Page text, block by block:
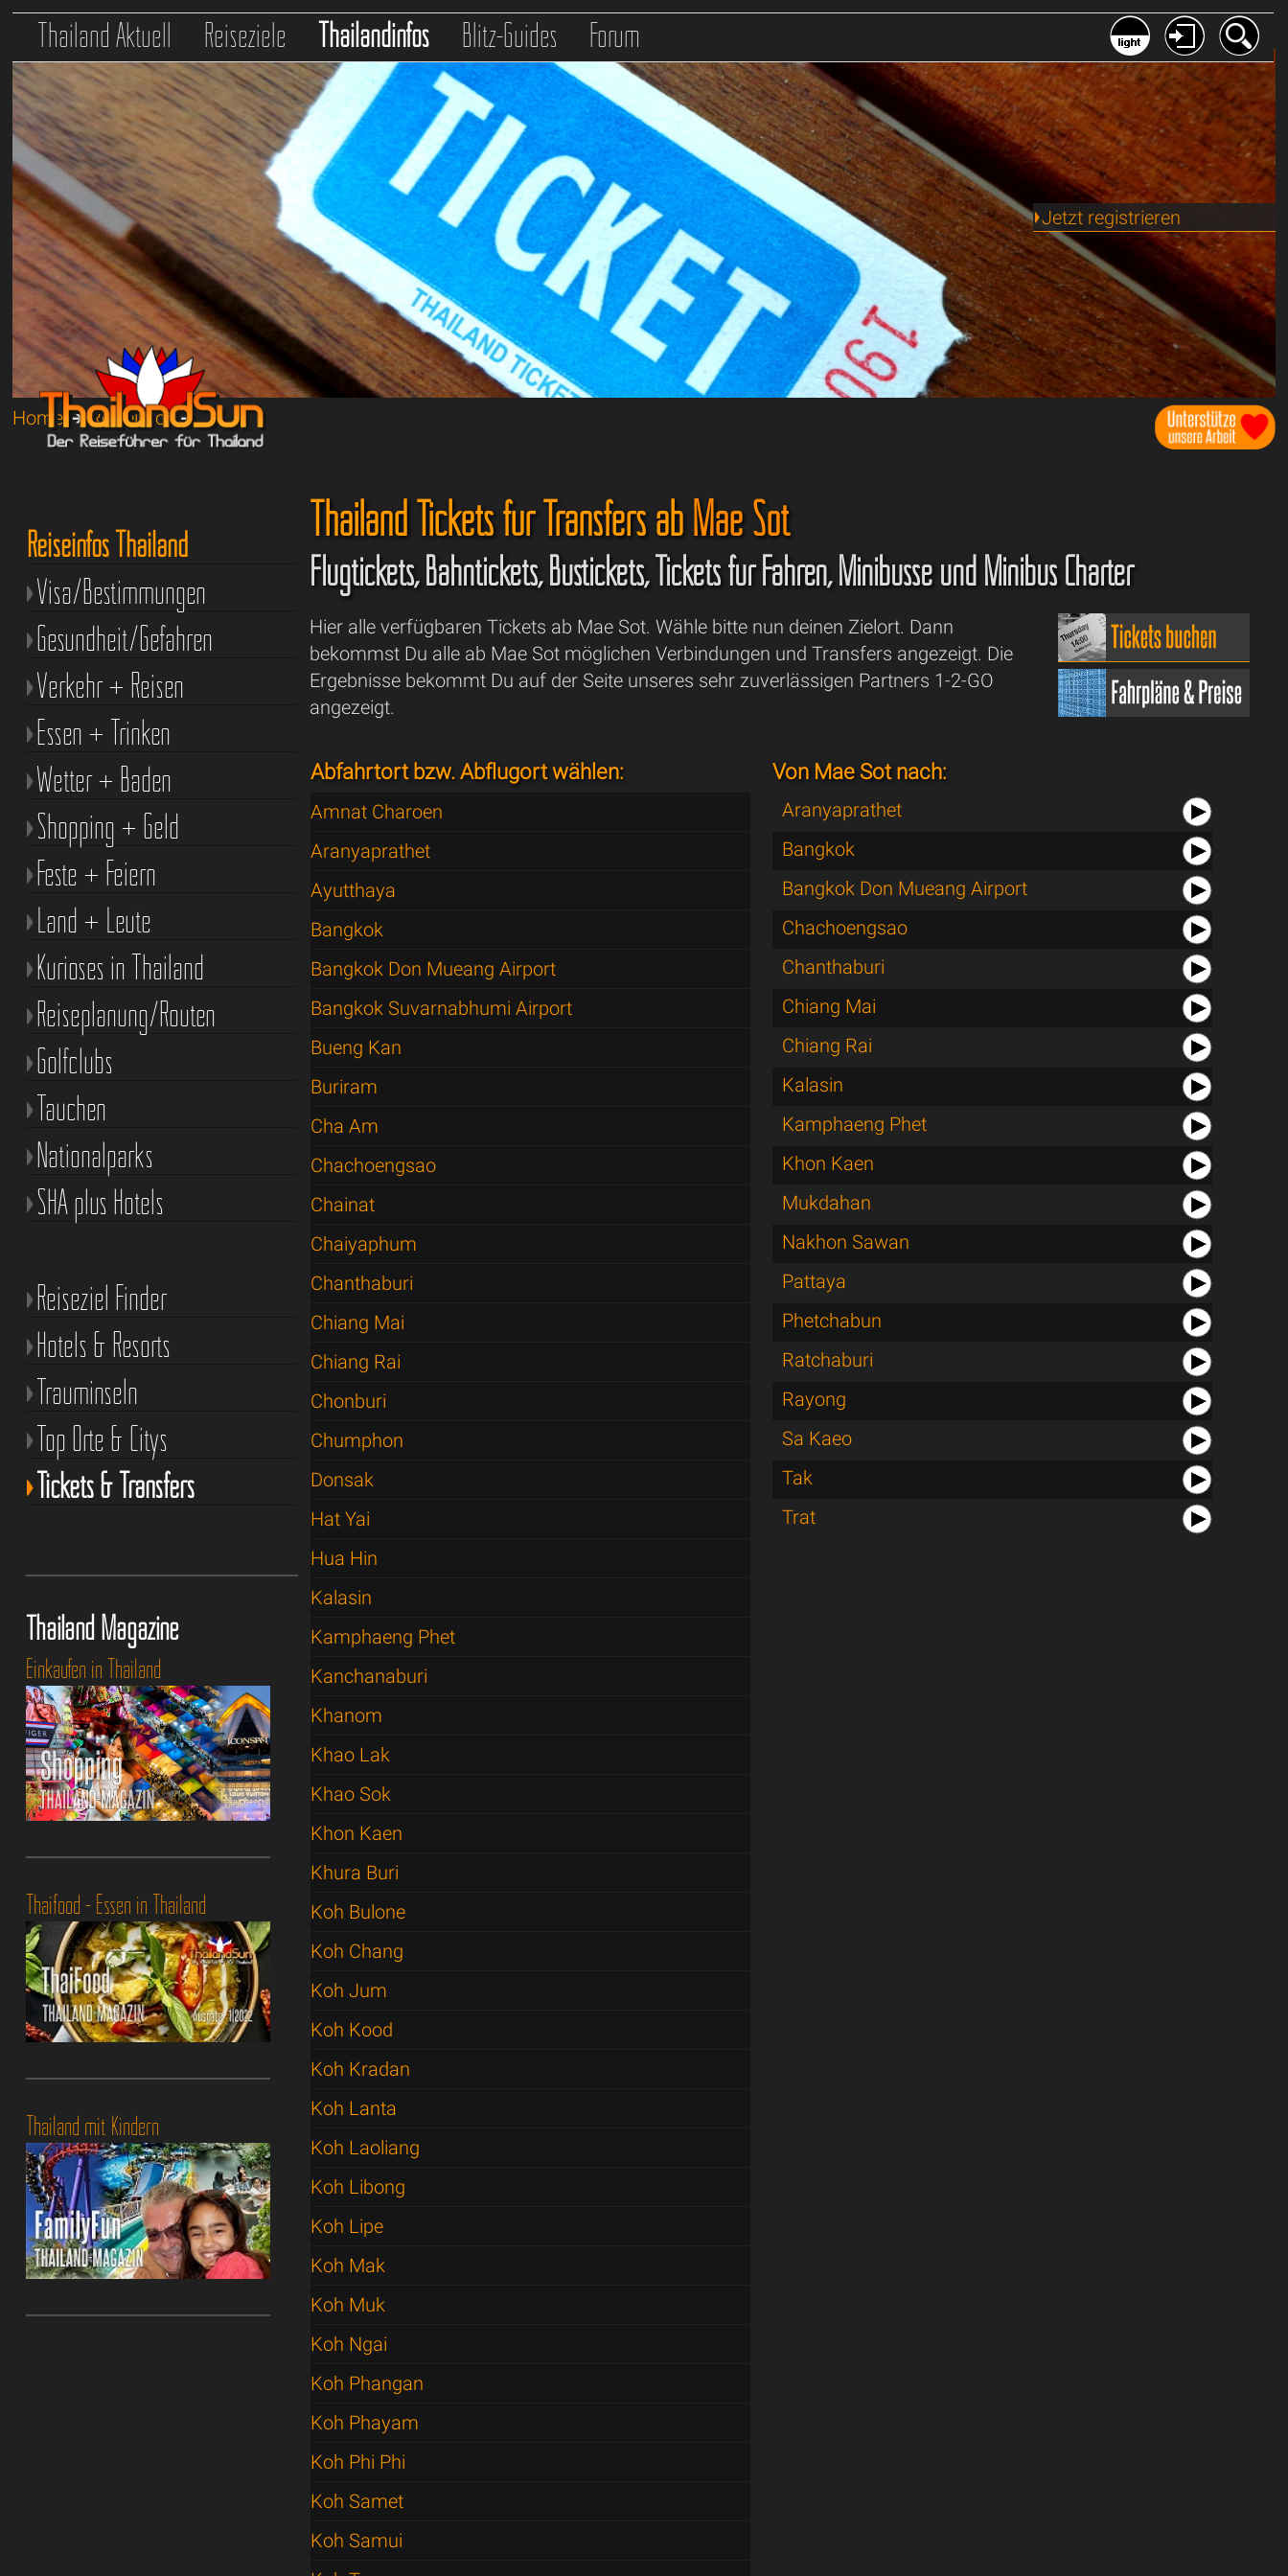
Thailand Aktuell Reiseziele Thailandinfos Blitz-Guides Forum
Jetzt registrieren
Home➔Reiseinfos➔
Thailand Tickets für Transfers abMae Sot
Flugtickets, Bahntickets, Bustickets, Tickets für Fähren, Minibusse und Minibus Charter
Hier alle verfügbaren Tickets ab Mae Sot. Wähle bitte nun deinen Zielort. Dann
bekommst Du alle ab Mae Sot möglichen Verbindungen und Transfers angezeigt. Die
Ergebnisse bekommt Du auf der Seite unseres sehr zuverlässigen Partners 1-2-GO
angezeigt.
Abfahrtort bzw. Abflugort wählen:
Amnat Charoen
Aranyaprathet
Ayutthaya
Bangkok
Bangkok Don Mueang Airport
Bangkok Suvarnabhumi Airport
Bueng Kan
Buriram
Cha Am
Chachoengsao
Chainat
Chaiyaphum
Chanthaburi
Chiang Mai
Chiang Rai
Chonburi
Chumphon
Donsak
Hat Yai
Hua Hin
Kalasin
Kamphaeng Phet
Kanchanaburi
Khanom
Khao Lak
Khao Sok
Khon Kaen
Khura Buri
Koh Bulone
Koh Chang
Koh Jum
Koh Kood
Koh Kradan
Koh Lanta
Koh Laoliang
Koh Libong
Koh Lipe
Koh Mak
Koh Muk
Koh Ngai
Koh Phangan
Koh Phayam
Koh Phi Phi
Koh Samet
Koh Samui
Von Mae Sot nach:
Aranyaprathet
Bangkok
Bangkok Don Mueang Airport
Chachoengsao
Chanthaburi
Chiang Mai
Chiang Rai
Kalasin
Kamphaeng Phet
Khon Kaen
Mukdahan
Nakhon Sawan
Pattaya
Phetchabun
Ratchaburi
Rayong
Sa Kaeo
Tak
Trat
Reiseinfos Thailand
Visa/Bestimmungen
Gesundheit/Gefahren
Verkehr + Reisen
Essen + Trinken
Wetter + Baden
Shopping + Geld
Feste + Feiern
Land + Leute
Kurioses in Thailand
Reiseplanung/Routen
Golfclubs
Tauchen
Nationalparks
SHA plus Hotels
Reiseziel Finder
Hotels & Resorts
Trauminseln
Top Orte & Citys
Tickets & Transfers
Thailand Magazine
Einkaufen in Thailand
Thaifood - Essen in Thailand
Thailand mit Kindern